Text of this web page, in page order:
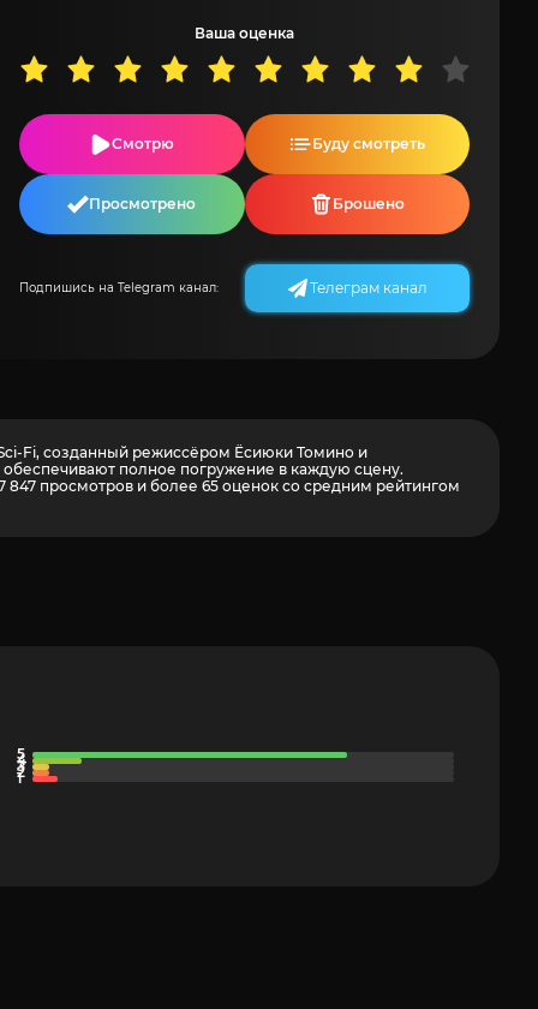
Ваша оценка
Смотрю Буду смотреть
Просмотрено Брошено
Подпишись на Telegram канал: Телеграм канал
Fi, созданный режиссёром Ёсиюки Томино и
обеспечивают полное погружение в каждую сцену.
847 просмотров и более 65 оценок со средним рейтингом